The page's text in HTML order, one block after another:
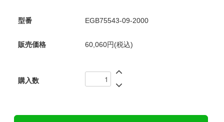
型番 EGB75543-09-2000
販売価格 60,060円(税込)
購入数